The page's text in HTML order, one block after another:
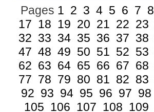
Pages 1 2 3 4 5 6 7 8
17 18 19 20 21 22 23
32 33 34 35 36 37 38
47 48 49 50 51 52 53
62 63 64 65 66 67 68
77 78 79 80 81 82 83
92 93 94 95 96 97 98
105 106 107 108 109